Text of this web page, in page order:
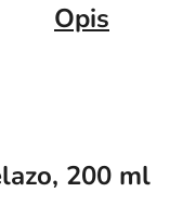
Opis
200 ml